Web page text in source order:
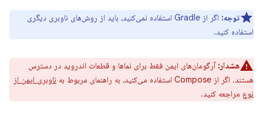
توجه:
اگر از Gradle استفاده نمی‌کنید، باید از روش‌های ناوبری دیگری
استفاده کنید.
هشدار: آرگومان‌های ایمن فقط برای نماها و قطعات اندروید در دسترس
هستند. اگر از Compose استفاده می‌کنید، به راهنمای مربوط به
ناوبری ایمن از
نوع مراجعه کنید.